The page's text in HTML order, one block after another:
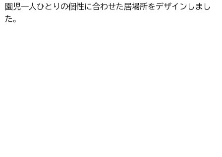
園児一人ひとりの個性に合わせた居場所をデザインしまし
た。